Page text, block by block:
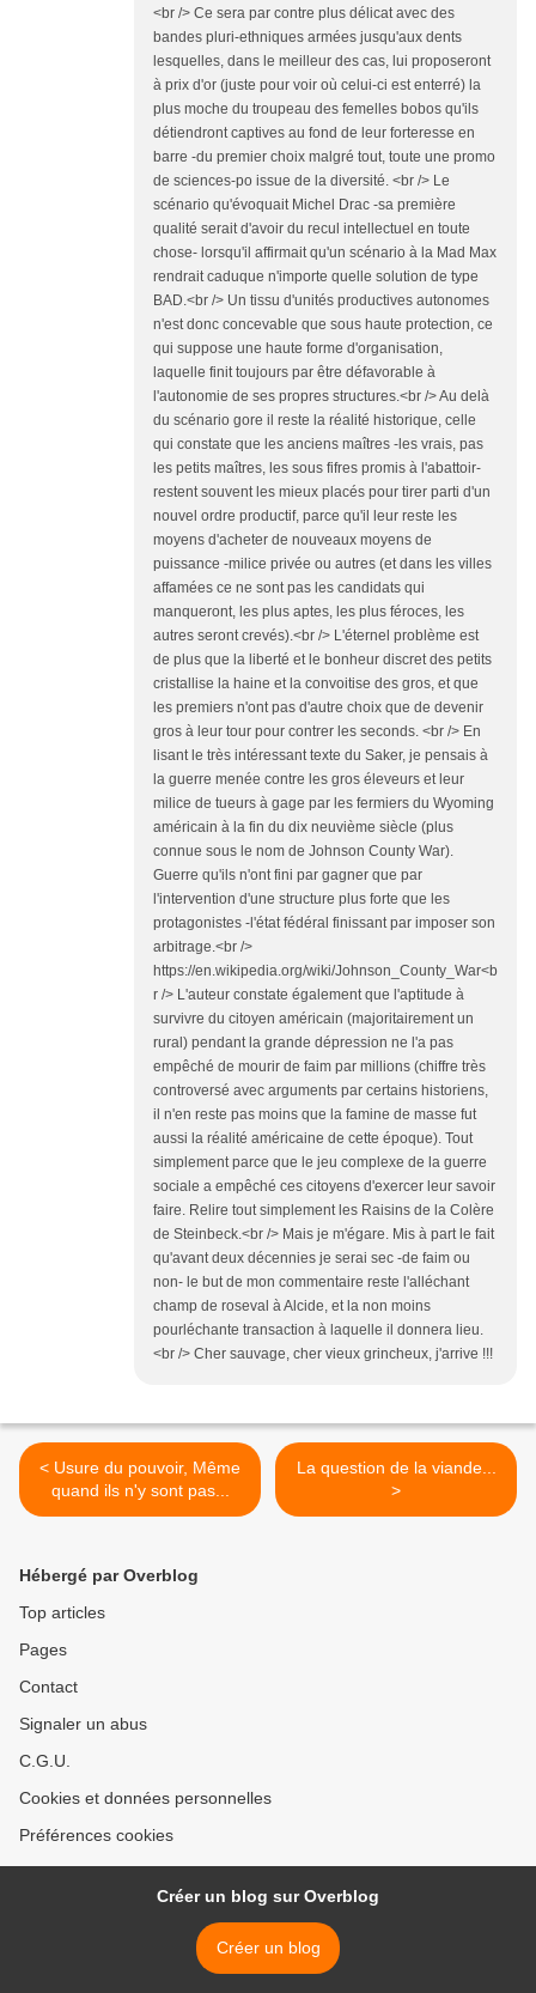
<br /> Ce sera par contre plus délicat avec des
bandes pluri-ethniques armées jusqu'aux dents
lesquelles, dans le meilleur des cas, lui proposeront
à prix d'or (juste pour voir où celui-ci est enterré) la
plus moche du troupeau des femelles bobos qu'ils
détiendront captives au fond de leur forteresse en
barre -du premier choix malgré tout, toute une promo
de sciences-po issue de la diversité. <br /> Le
scénario qu'évoquait Michel Drac -sa première
qualité serait d'avoir du recul intellectuel en toute
chose- lorsqu'il affirmait qu'un scénario à la Mad Max
rendrait caduque n'importe quelle solution de type
BAD.<br /> Un tissu d'unités productives autonomes
n'est donc concevable que sous haute protection, ce
qui suppose une haute forme d'organisation,
laquelle finit toujours par être défavorable à
l'autonomie de ses propres structures.<br /> Au delà
du scénario gore il reste la réalité historique, celle
qui constate que les anciens maîtres -les vrais, pas
les petits maîtres, les sous fifres promis à l'abattoir-
restent souvent les mieux placés pour tirer parti d'un
nouvel ordre productif, parce qu'il leur reste les
moyens d'acheter de nouveaux moyens de
puissance -milice privée ou autres (et dans les villes
affamées ce ne sont pas les candidats qui
manqueront, les plus aptes, les plus féroces, les
autres seront crevés).<br /> L'éternel problème est
de plus que la liberté et le bonheur discret des petits
cristallise la haine et la convoitise des gros, et que
les premiers n'ont pas d'autre choix que de devenir
gros à leur tour pour contrer les seconds. <br /> En
lisant le très intéressant texte du Saker, je pensais à
la guerre menée contre les gros éleveurs et leur
milice de tueurs à gage par les fermiers du Wyoming
américain à la fin du dix neuvième siècle (plus
connue sous le nom de Johnson County War).
Guerre qu'ils n'ont fini par gagner que par
l'intervention d'une structure plus forte que les
protagonistes -l'état fédéral finissant par imposer son
arbitrage.<br />
https://en.wikipedia.org/wiki/Johnson_County_War<b
r /> L'auteur constate également que l'aptitude à
survivre du citoyen américain (majoritairement un
rural) pendant la grande dépression ne l'a pas
empêché de mourir de faim par millions (chiffre très
controversé avec arguments par certains historiens,
il n'en reste pas moins que la famine de masse fut
aussi la réalité américaine de cette époque). Tout
simplement parce que le jeu complexe de la guerre
sociale a empêché ces citoyens d'exercer leur savoir
faire. Relire tout simplement les Raisins de la Colère
de Steinbeck.<br /> Mais je m'égare. Mis à part le fait
qu'avant deux décennies je serai sec -de faim ou
non- le but de mon commentaire reste l'alléchant
champ de roseval à Alcide, et la non moins
pourléchante transaction à laquelle il donnera lieu.
<br /> Cher sauvage, cher vieux grincheux, j'arrive !!!
< Usure du pouvoir, Même
quand ils n'y sont pas...
La question de la viande...
>
Hébergé par Overblog
Top articles
Pages
Contact
Signaler un abus
C.G.U.
Cookies et données personnelles
Préférences cookies
Créer un blog sur Overblog
Créer un blog